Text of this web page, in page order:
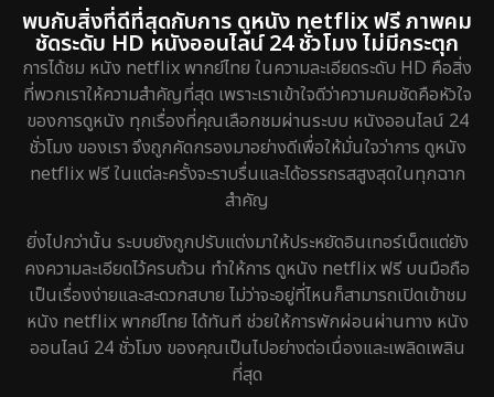
Emotional 52
Epic มหากาพย์ 16
Erotic 7
Family ครอบครัว 149
Fiction 4
Gothic 5
พบกับสิ่งที่ดีที่สุดกับการ ดูหนัง netflix ฟรี ภาพคม
ชัดระดับ HD หนังออนไลน์ 24 ชั่วโมง ไม่มีกระตุก
การได้ชม หนัง netflix พากย์ไทย ในความละเอียดระดับ HD คือสิ่ง
ที่พวกเราให้ความสำคัญที่สุด เพราะเราเข้าใจดีว่าความคมชัดคือหัวใจ
ของการดูหนัง ทุกเรื่องที่คุณเลือกชมผ่านระบบ หนังออนไลน์ 24
ชั่วโมง ของเรา จึงถูกคัดกรองมาอย่างดีเพื่อให้มั่นใจว่าการ ดูหนัง
netflix ฟรี ในแต่ละครั้งจะราบรื่นและได้อรรถรสสูงสุดในทุกฉาก
สำคัญ
ยิ่งไปกว่านั้น ระบบยังถูกปรับแต่งมาให้ประหยัดอินเทอร์เน็ตแต่ยัง
คงความละเอียดไว้ครบถ้วน ทำให้การ ดูหนัง netflix ฟรี บนมือถือ
เป็นเรื่องง่ายและสะดวกสบาย ไม่ว่าจะอยู่ที่ไหนก็สามารถเปิดเข้าชม
หนัง netflix พากย์ไทย ได้ทันที ช่วยให้การพักผ่อนผ่านทาง หนัง
ออนไลน์ 24 ชั่วโมง ของคุณเป็นไปอย่างต่อเนื่องและเพลิดเพลิน
ที่สุด